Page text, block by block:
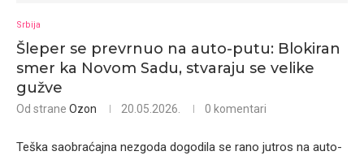
Srbija
Šleper se prevrnuo na auto-putu: Blokiran
smer ka Novom Sadu, stvaraju se velike
gužve
Od strane Ozon 20.05.2026. 0 komentari
Teška saobraćajna nezgoda dogodila se rano jutros na auto-